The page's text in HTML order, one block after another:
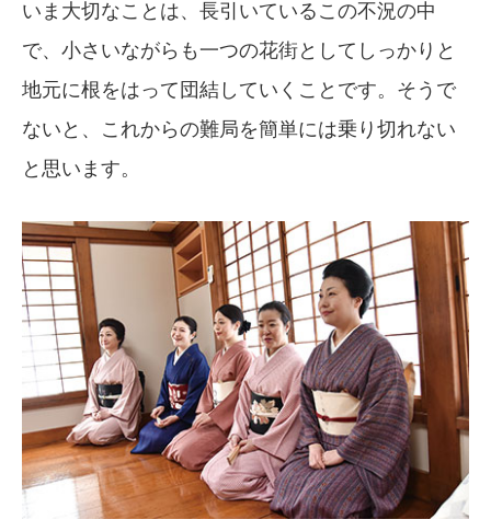
いま大切なことは、長引いているこの不況の中
で、小さいながらも一つの花街としてしっかりと
地元に根をはって団結していくことです。そうで
ないと、これからの難局を簡単には乗り切れない
と思います。